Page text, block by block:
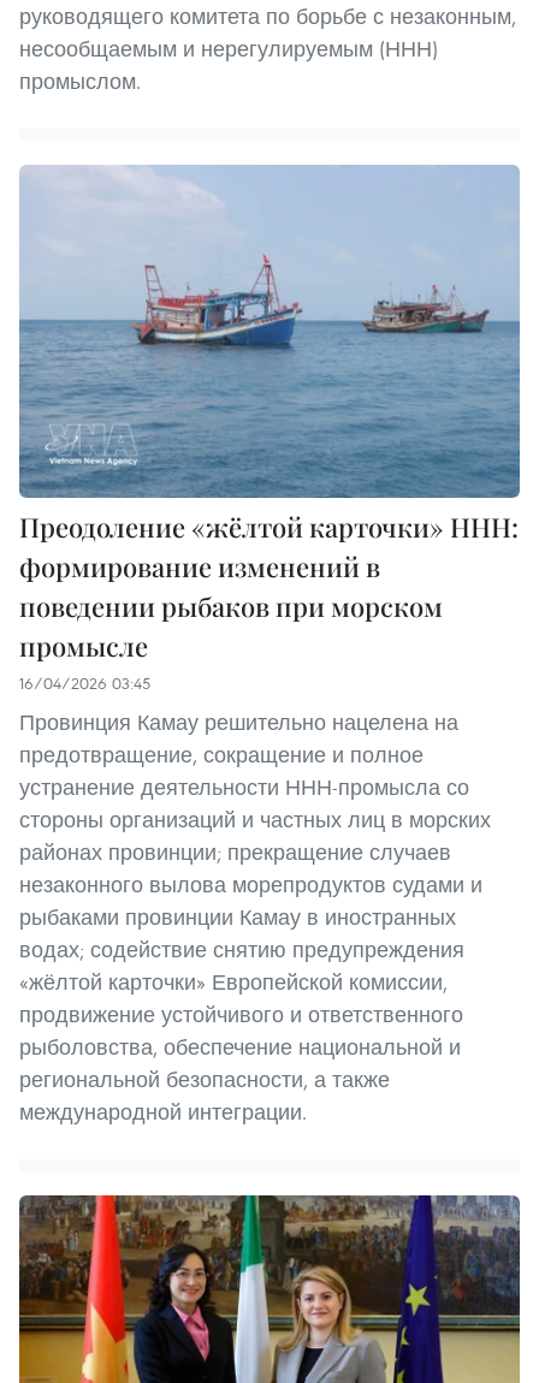
руководящего комитета по борьбе с незаконным,
несообщаемым и нерегулируемым (ННН)
промыслом.
Преодоление «жёлтой карточки» ННН:
формирование изменений в
поведении рыбаков при морском
промысле
16/04/2026 03:45
Провинция Камау решительно нацелена на
предотвращение, сокращение и полное
устранение деятельности ННН-промысла со
стороны организаций и частных лиц в морских
районах провинции; прекращение случаев
незаконного вылова морепродуктов судами и
рыбаками провинции Камау в иностранных
водах; содействие снятию предупреждения
«жёлтой карточки» Европейской комиссии,
продвижение устойчивого и ответственного
рыболовства, обеспечение национальной и
региональной безопасности, а также
международной интеграции.